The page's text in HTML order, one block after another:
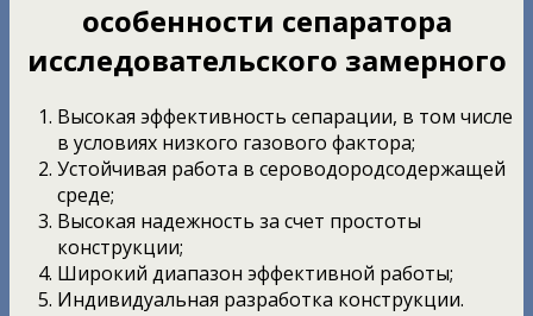
особенности сепаратора
исследовательского замерного
Высокая эффективность сепарации, в том числе
в условиях низкого газового фактора;
Устойчивая работа в сероводородсодержащей
среде;
Высокая надежность за счет простоты
конструкции;
Широкий диапазон эффективной работы;
Индивидуальная разработка конструкции.